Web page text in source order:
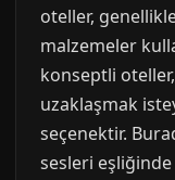
oteller,
malzemeler
konseptli
uzaklaşmak
seçenektir.
sesleri